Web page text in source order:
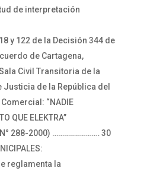
de interpretación
y 122 de la Decisión 344 de
de Cartagena,
Civil Transitoria de la
Justicia de la República del
“NADIE
QUE ELEKTRA”
288-2000) …………………… 30
reglamenta la